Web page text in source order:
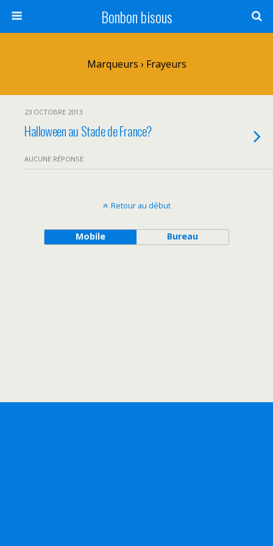
Bonbon bisous
Marqueurs › Frayeurs
23 OCTOBRE 2013
Halloween au Stade de France?
AUCUNE RÉPONSE
Retour au début
Mobile Bureau